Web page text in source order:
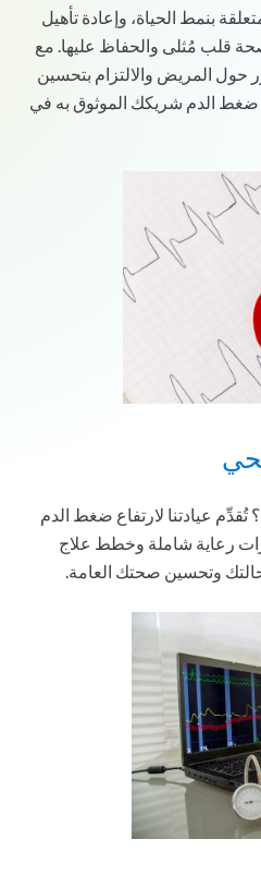
بنمط الحياة، وإعادة تأهيل
قلب مُثلى والحفاظ عليها. مع
حول المريض والالتزام بتحسين
ضغط الدم شريكك الموثوق به في
عيادتنا لارتفاع ضغط الدم
رعاية شاملة وخطط علاج
وتحسين صحتك العامة.